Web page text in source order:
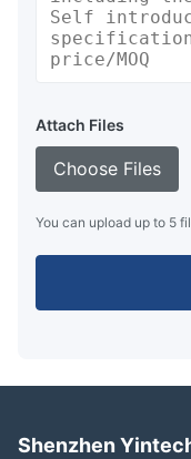
Attach Files
Choose Files
You can upload up to 5
Shenzhen